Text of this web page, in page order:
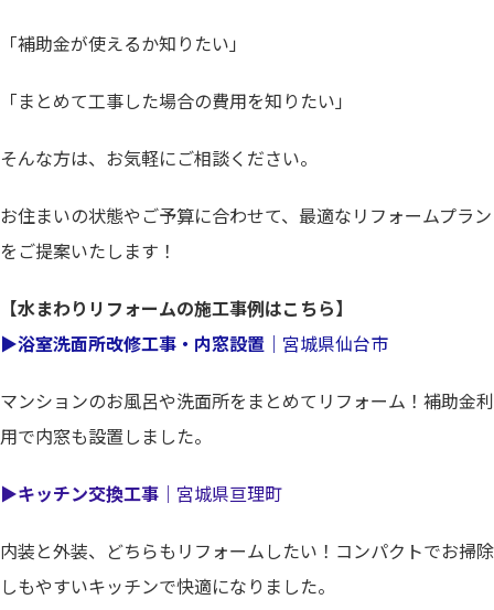
「補助金が使えるか知りたい」
「まとめて工事した場合の費用を知りたい」
そんな方は、お気軽にご相談ください。
お住まいの状態やご予算に合わせて、最適なリフォームプラン
をご提案いたします！
【水まわりリフォームの施工事例はこちら】
▶浴室洗面所改修工事・内窓設置｜ 宮城県仙台市
マンションのお風呂や洗面所をまとめてリフォーム！補助金利
用で内窓も設置しました。
▶キッチン交換工事｜ 宮城県亘理町
内装と外装、どちらもリフォームしたい！コンパクトでお掃除
しもやすいキッチンで快適になりました。